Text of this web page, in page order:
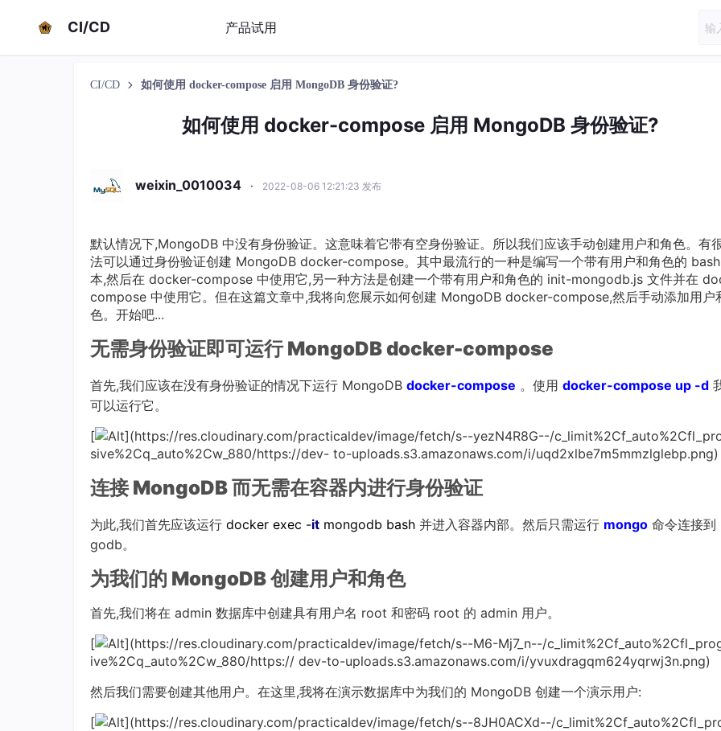
CI/CD 产品试用
CI/CD 如何使用 docker-compose 启用 MongoDB 身份验证?
如何使用 docker-compose 启用 MongoDB 身份验证?
weixin_0010034 · 2022-08-06 12:21:23 发布
默认情况下,MongoDB 中没有身份验证。这意味着它带有空身份验证。所以我们应该手动创建用户和角色。有
法可以通过身份验证创建 MongoDB docker-compose。其中最流行的一种是编写一个带有用户和角色的
本,然后在 docker-compose 中使用它,另一种方法是创建一个带有用户和角色的 init-mongodb.js 文件并在
compose 中使用它。但在这篇文章中,我将向您展示如何创建 MongoDB docker-compose,然后手动添加用户
色。开始吧...
无需身份验证即可运行 MongoDB docker-compose
首先,我们应该在没有身份验证的情况下运行 MongoDB docker-compose 。使用 docker-compose up -d
可以运行它。
[
](https://res.cloudinary.com/practicaldev/image/fetch/s--yezN4R8G--/
sive%2Cq_auto%2Cw_880/https://dev- to-uploads.s3.amazonaws.com/i/uqd2xlbe7m5mmzlglebp.png)
连接 MongoDB 而无需在容器内进行身份验证
为此,我们首先应该运行 docker exec -it mongodb bash 并进入容器内部。然后只需运行 mongo 命令连接到
godb。
为我们的 MongoDB 创建用户和角色
首先,我们将在 admin 数据库中创建具有用户名 root 和密码 root 的 admin 用户。
[
](https://res.cloudinary.com/practicaldev/image/fetch/s--M6-Mj7_n--/
ive%2Cq_auto%2Cw_880/https:// dev-to-uploads.s3.amazonaws.com/i/yvuxdragqm624yqrwj3n.png)
然后我们需要创建其他用户。在这里,我将在演示数据库中为我们的 MongoDB 创建一个演示用户:
[
](https://res.cloudinary.com/practicaldev/image/fetch/s--8JH0ACXd--/